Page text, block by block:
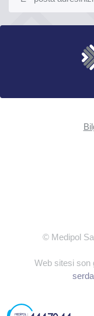
© Medipol
Web sitesi son